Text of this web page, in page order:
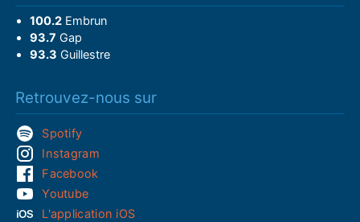
100.2Embrun
93.7 Gap
93.3 Guillestre
Retrouvez-nous sur
Spotify
Instagram
Facebook
Youtube
L'application iOS